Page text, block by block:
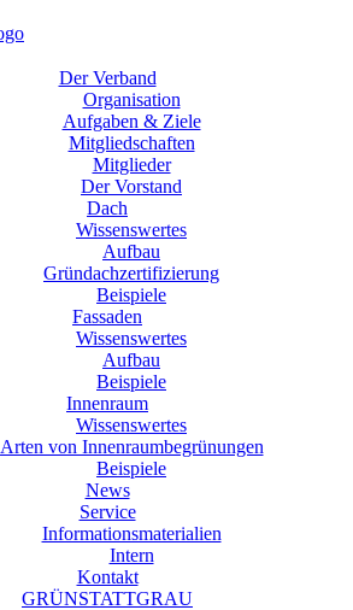
Der Verband
Organisation
Aufgaben & Ziele
Mitgliedschaften
Mitglieder
Der Vorstand
Dach
Wissenswertes
Aufbau
Gründachzertifizierung
Beispiele
Fassaden
Wissenswertes
Aufbau
Beispiele
Innenraum
Wissenswertes
Arten von Innenraumbegrünungen
Beispiele
News
Service
Informationsmaterialien
Intern
Kontakt
GRÜNSTATTGRAU